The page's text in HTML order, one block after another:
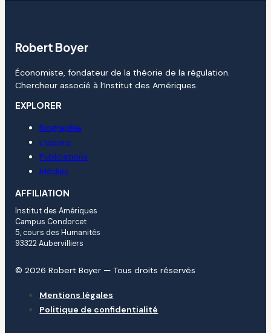
Robert Boyer
Économiste, fondateur de la théorie de la régulation.
Chercheur associé à l’Institut des Amériques.
EXPLORER
Biographie
L’œuvre
Publications
Médias
AFFILIATION
Institut des Amériques
Campus Condorcet
5, cours des Humanités
93322 Aubervilliers
© 2026 Robert Boyer — Tous droits réservés
Mentions légales
Politique de confidentialité